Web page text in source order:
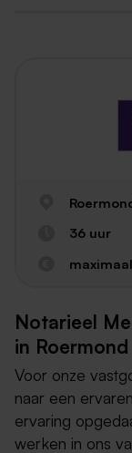
36 uur
Notarieel
in Roermond
Voor onze
naar een
ervaring
werken in ons